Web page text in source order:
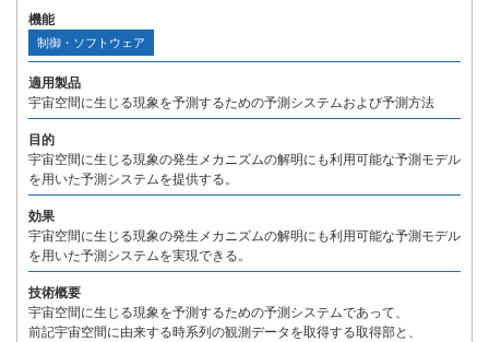
機能
制御・ソフトウェア
適用製品
宇宙空間に生じる現象を予測するための予測システムおよび予測方法
目的
宇宙空間に生じる現象の発生メカニズムの解明にも利用可能な予測モデル
を用いた予測システムを提供する。
効果
宇宙空間に生じる現象の発生メカニズムの解明にも利用可能な予測モデル
を用いた予測システムを実現できる。
技術概要
宇宙空間に生じる現象を予測するための予測システムであって、
前記宇宙空間に由来する時系列の観測データを取得する取得部と、